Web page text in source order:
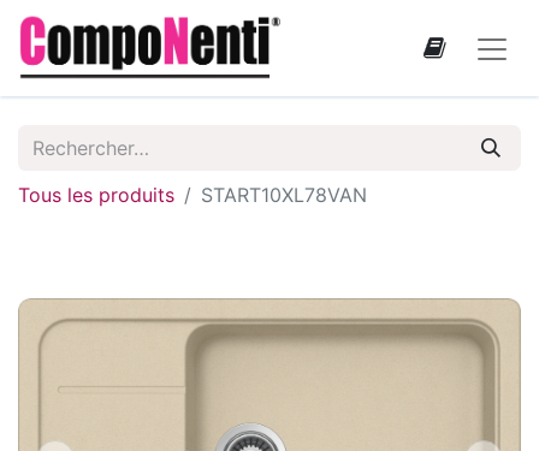
Tous les produits START10XL78VAN